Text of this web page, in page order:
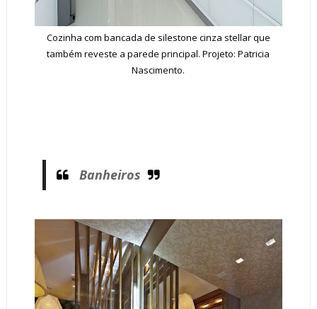
Cozinha com bancada de silestone cinza stellar que
também reveste a parede principal. Projeto: Patricia
Nascimento.
Banheiros